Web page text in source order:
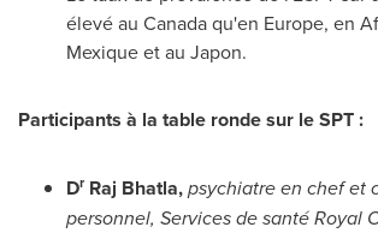
élevé au Canadaqu'en Europe, en
Mexique et au Japon.
Participants à la table ronde sur le SPT :
DrRaj Bhatla,psychiatre en chef et
personnel, Services de santé Royal